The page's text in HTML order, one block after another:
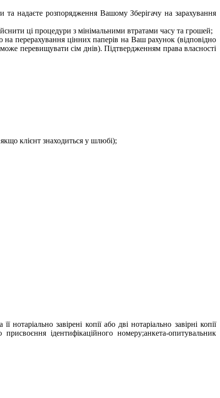
та надаєте розпорядження Вашому Зберігачу на зарахування
ці процедури з мінімальними втратами часу та грошей;
перерахування цінних паперів на Ваш рахунок (відповідно
перевищувати сім днів). Підтвердженням права власності
клієнт знаходиться у шлюбі);
завірені копії або дві нотаріально завірні копії
ідентифікаційного номеру;анкета-опитувальник